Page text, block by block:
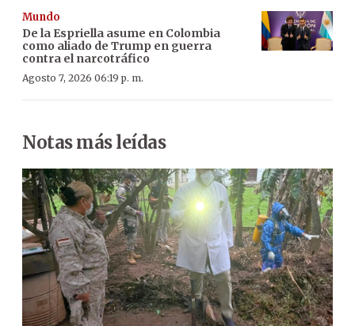
Mundo
De la Espriella asume en Colombia
como aliado de Trump en guerra
contra el narcotráfico
Agosto 7, 2026 06:19 p. m.
Notas más leídas